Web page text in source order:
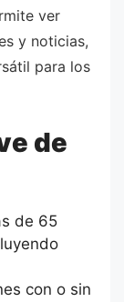
ver
y noticias,
para los
de
de 65
con o sin